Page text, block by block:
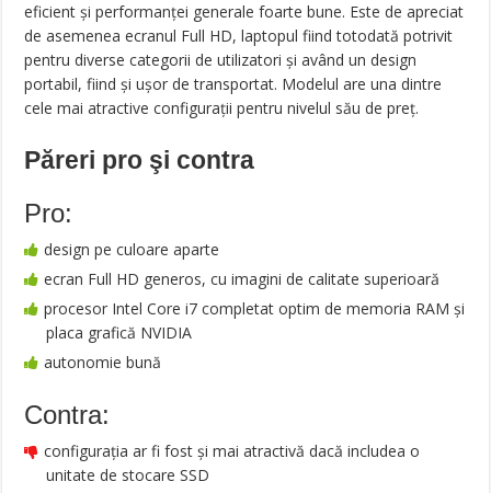
eficient și performanței generale foarte bune. Este de apreciat
de asemenea ecranul Full HD, laptopul fiind totodată potrivit
pentru diverse categorii de utilizatori și având un design
portabil, fiind și ușor de transportat. Modelul are una dintre
cele mai atractive configurații pentru nivelul său de preț.
Păreri pro şi contra
Pro:
design pe culoare aparte
ecran Full HD generos, cu imagini de calitate superioară
procesor Intel Core i7 completat optim de memoria RAM și
placa grafică NVIDIA
autonomie bună
Contra:
configurația ar fi fost și mai atractivă dacă includea o
unitate de stocare SSD